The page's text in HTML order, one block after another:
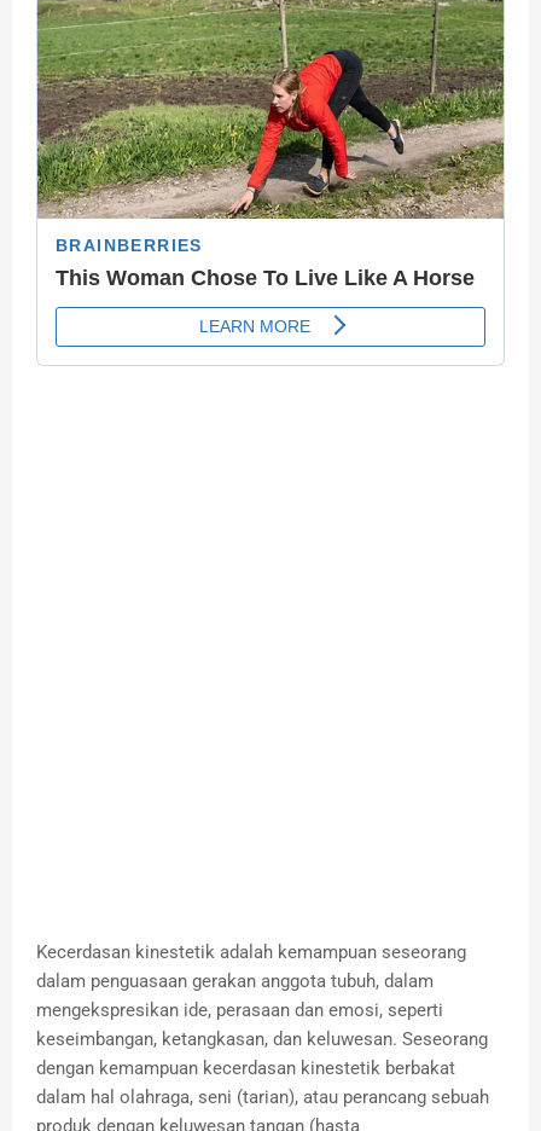
Kecerdasan kinestetik adalah kemampuan seseorang
dalam penguasaan gerakan anggota tubuh, dalam
mengekspresikan ide, perasaan dan emosi, seperti
keseimbangan, ketangkasan, dan keluwesan. Seseorang
dengan kemampuan kecerdasan kinestetik berbakat
dalam hal olahraga, seni (tarian), atau perancang sebuah
produk dengan keluwesan tangan (hasta